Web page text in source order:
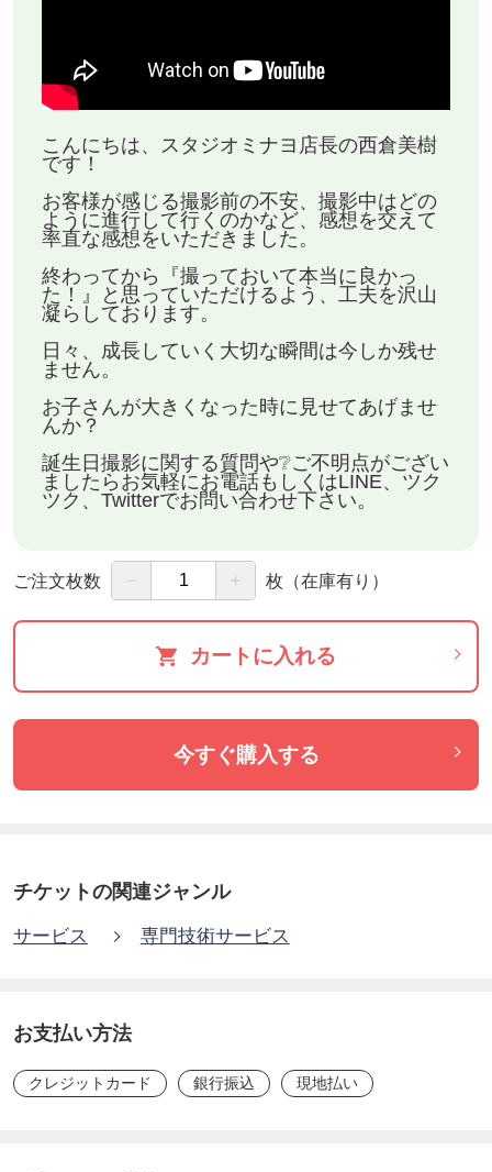
【 一例 】
・最短でいつ撮影ができるかな？
・家族やペットとも撮影できる？
・レンタル着物や小物はあるかな？
・途中で泣いたら授乳可能かな？
・費用？
・納期は？ などなど。
撮影・その他のサービスを受ける流れ
━୨୧━・━୨୧━・━୨୧━・━୨୧━・━୨୧━
●撮影前のお問い合わせはツクツクのメッセージ・LI
NEやTwitterのダイレクトメッセージ、お電話で受け
付けていますので24時間、お好きな時間に送れま
す。(返信・対応は営業時間中のみ)
すそわけマーケットプレイス ツクツク！！｣の無料
す。＊
こんにちは、スタジオミナヨ店長の西倉美樹
です！
お客様が感じる撮影前の不安、撮影中はどの
ように進行して行くのかなど、感想を交えて
率直な感想をいただきました。
終わってから『撮っておいて本当に良かっ
た！』と思っていただけるよう、工夫を沢山
凝らしております。
日々、成長していく大切な瞬間は今しか残せ
ません。
お子さんが大きくなった時に見せてあげませ
んか？
誕生日撮影に関する質問や❔ご不明点がござい
ましたらお気軽にお電話もしくはLINE、ツク
ツク、Twitterでお問い合わせ下さい。
ご注文枚数 － ＋ 枚 （在庫有り）
カートに入れる
今すぐ購入する
チケットの関連ジャンル
サービス 専門技術サービス
お支払い方法
クレジットカード 銀行振込 現地払い